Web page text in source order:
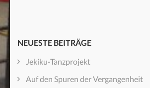
NEUESTE BEITRÄGE
Jekiku-Tanzprojekt
Auf den Spuren der Vergangenheit